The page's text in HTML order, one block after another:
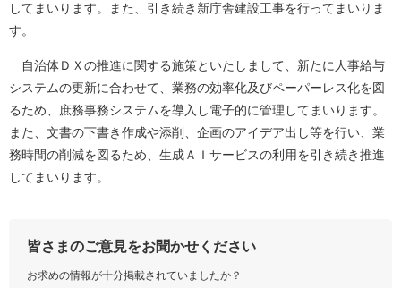
してまいります。また、引き続き新庁舎建設工事を行ってまいりま
す。
自治体ＤＸの推進に関する施策といたしまして、新たに人事給与
システムの更新に合わせて、業務の効率化及びペーパーレス化を図
るため、庶務事務システムを導入し電子的に管理してまいります。
また、文書の下書き作成や添削、企画のアイデア出し等を行い、業
務時間の削減を図るため、生成ＡＩサービスの利用を引き続き推進
してまいります。
皆さまのご意見をお聞かせください
お求めの情報が十分掲載されていましたか？